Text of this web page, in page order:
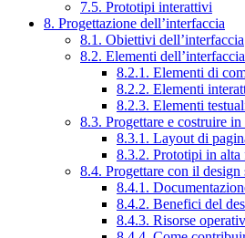
7.5. Prototipi interattivi
8. Progettazione dell’interfaccia
8.1. Obiettivi dell’interfaccia
8.2. Elementi dell’interfaccia
8.2.1. Elementi di
8.2.2. Elementi
8.2.3. Elementi
8.3. Progettare e costruire in
8.3.1. Layout di
8.3.2. Prototipi in alta
8.4. Progettare con il design
8.4.1.
8.4.2. Benefici del
8.4.3. Risorse